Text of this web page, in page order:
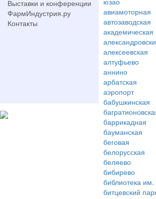
Выставки и конференции
ФармИндустрия.ру
Контакты
авиамоторная
автозаводская
академическая
алексеевская
алтуфьево
аннино
арбатская
аэропорт
бабушкинская
баррикадная
бауманская
беговая
белорусская
беляево
бибирево
библиотека
битцевский